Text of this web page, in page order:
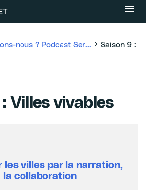
nous ? Podcast Ser...
Saison 9 :
Villes vivables
les villes par la narration,
la collaboration